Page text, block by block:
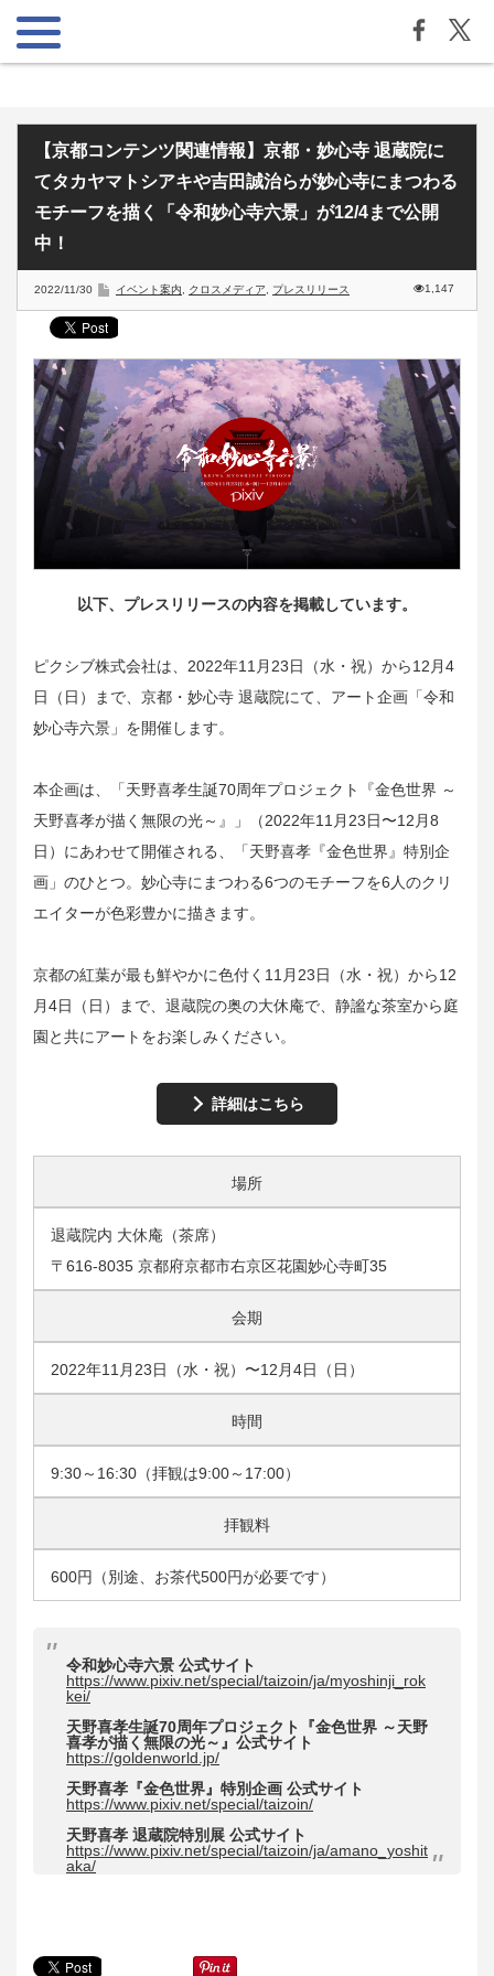
【京都コンテンツ関連情報】京都・妙心寺 退蔵院に
てタカヤマトシアキや吉田誠治らが妙心寺にまつわる
モチーフを描く「令和妙心寺六景」が12/4まで公開
中！
2022/11/30 イベント案内 クロスメディア プレスリリース 1,147
以下、プレスリリースの内容を掲載しています。
ピクシブ株式会社は、2022年11月23日（水・祝）から12月4
日（日）まで、京都・妙心寺 退蔵院にて、アート企画「令和
妙心寺六景」を開催します。
本企画は、「天野喜孝生誕70周年プロジェクト『金色世界 ～
天野喜孝が描く無限の光～』」（2022年11月23日〜12月8
日）にあわせて開催される、「天野喜孝『金色世界』特別企
画」のひとつ。妙心寺にまつわる6つのモチーフを6人のクリ
エイターが色彩豊かに描きます。
京都の紅葉が最も鮮やかに色付く11月23日（水・祝）から12
月4日（日）まで、退蔵院の奥の大休庵で、静謐な茶室から庭
園と共にアートをお楽しみください。
詳細はこちら
場所
退蔵院内 大休庵（茶席）
〒616-8035 京都府京都市右京区花園妙心寺町35
会期
2022年11月23日（水・祝）〜12月4日（日）
時間
9:30～16:30（拝観は9:00～17:00）
拝観料
600円（別途、お茶代500円が必要です）
令和妙心寺六景 公式サイト
https://www.pixiv.net/special/taizoin/ja/myoshinji_rok
kei/
天野喜孝生誕70周年プロジェクト『金色世界 ～天野
喜孝が描く無限の光～』公式サイト
https://goldenworld.jp/
天野喜孝『金色世界』特別企画 公式サイト
https://www.pixiv.net/special/taizoin/
天野喜孝 退蔵院特別展 公式サイト
https://www.pixiv.net/special/taizoin/ja/amano_yoshit
aka/